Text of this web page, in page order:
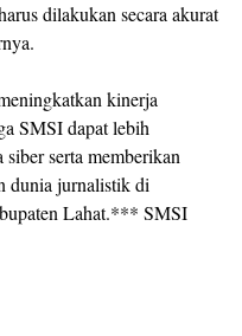
dilakukan secara akurat
kinerja
SMSI dapat lebih
serta memberikan
dunia jurnalistik di
Lahat.*** SMSI